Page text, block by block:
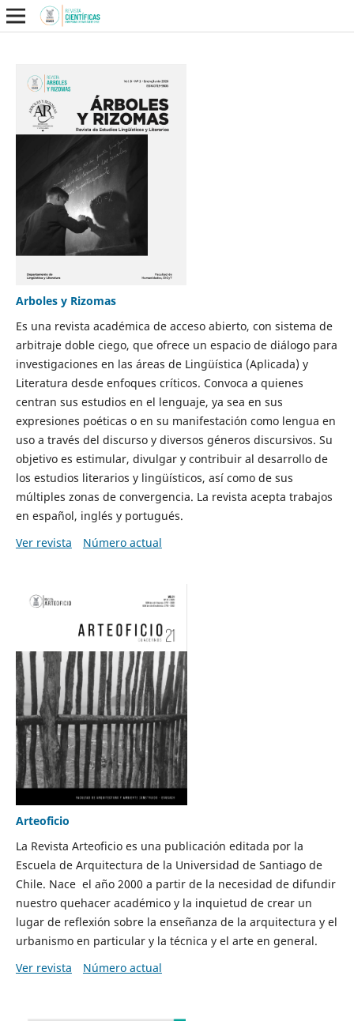
Arboles y Rizomas
Es una revista académica de acceso abierto, con sistema de
arbitraje doble ciego, que ofrece un espacio de diálogo para
investigaciones en las áreas de Lingüística (Aplicada) y
Literatura desde enfoques críticos. Convoca a quienes
centran sus estudios en el lenguaje, ya sea en sus
expresiones poéticas o en su manifestación como lengua en
uso a través del discurso y diversos géneros discursivos. Su
objetivo es estimular, divulgar y contribuir al desarrollo de
los estudios literarios y lingüísticos, así como de sus
múltiples zonas de convergencia. La revista acepta trabajos
en español, inglés y portugués.
Ver revista
Número actual
Arteoficio
La Revista Arteoficio es una publicación editada por la
Escuela de Arquitectura de la Universidad de Santiago de
Chile. Nace el año 2000 a partir de la necesidad de difundir
nuestro quehacer académico y la inquietud de crear un
lugar de reflexión sobre la enseñanza de la arquitectura y el
urbanismo en particular y la técnica y el arte en general.
Ver revista
Número actual